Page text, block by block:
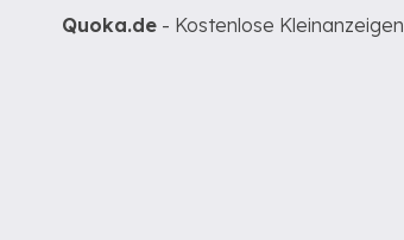
Quoka.de - Kostenlose Kleinanzeigen